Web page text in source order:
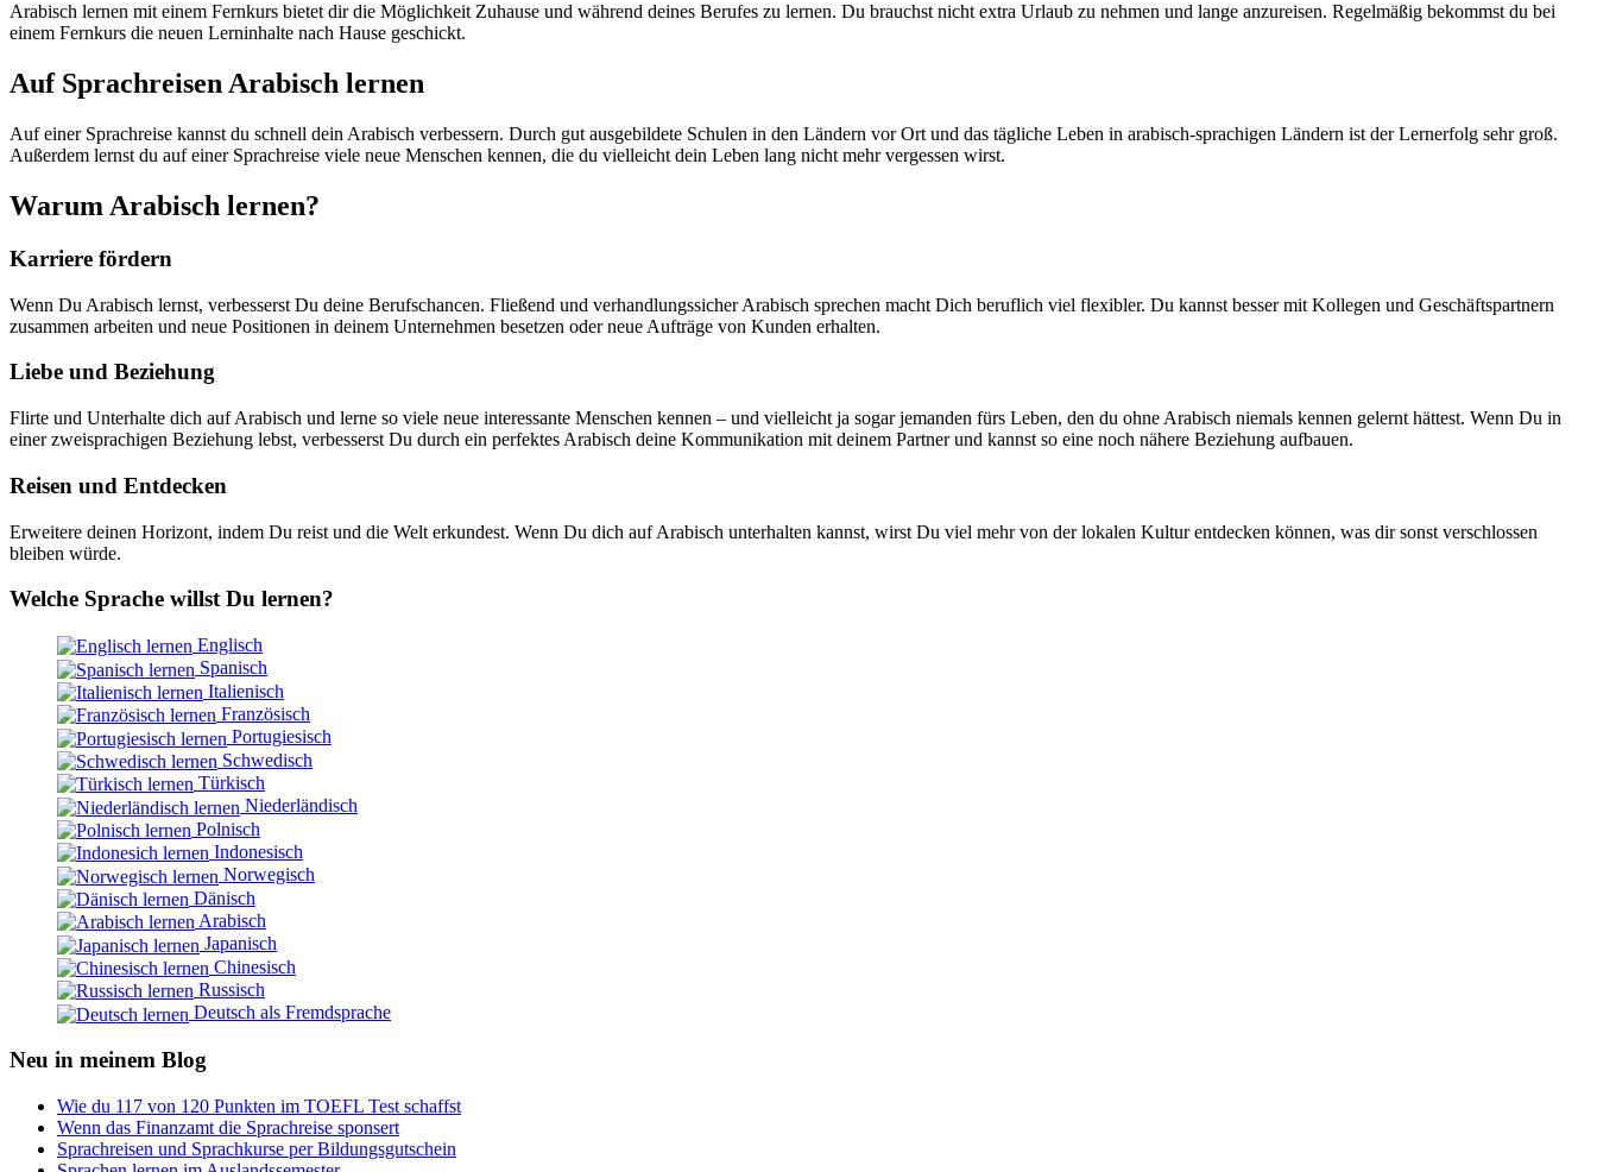
Arabisch lernen mit einem Fernkurs bietet dir die Möglichkeit Zuhause und während deines Berufes zu lernen. Du brauchst nicht extra Urlaub zu nehmen und lange anzureisen. Regelmäßig bekommst du bei
einem Fernkurs die neuen Lerninhalte nach Hause geschickt.
Auf Sprachreisen Arabisch lernen
Auf einer Sprachreise kannst du schnell dein Arabisch verbessern. Durch gut ausgebildete Schulen in den Ländern vor Ort und das tägliche Leben in arabisch-sprachigen Ländern ist der Lernerfolg sehr groß.
Außerdem lernst du auf einer Sprachreise viele neue Menschen kennen, die du vielleicht dein Leben lang nicht mehr vergessen wirst.
Warum Arabisch lernen?
Karriere fördern
Wenn Du Arabisch lernst, verbesserst Du deine Berufschancen. Fließend und verhandlungssicher Arabisch sprechen macht Dich beruflich viel flexibler. Du kannst besser mit Kollegen und Geschäftspartnern
zusammen arbeiten und neue Positionen in deinem Unternehmen besetzen oder neue Aufträge von Kunden erhalten.
Liebe und Beziehung
Flirte und Unterhalte dich auf Arabisch und lerne so viele neue interessante Menschen kennen – und vielleicht ja sogar jemanden fürs Leben, den du ohne Arabisch niemals kennen gelernt hättest. Wenn Du in
einer zweisprachigen Beziehung lebst, verbesserst Du durch ein perfektes Arabisch deine Kommunikation mit deinem Partner und kannst so eine noch nähere Beziehung aufbauen.
Reisen und Entdecken
Erweitere deinen Horizont, indem Du reist und die Welt erkundest. Wenn Du dich auf Arabisch unterhalten kannst, wirst Du viel mehr von der lokalen Kultur entdecken können, was dir sonst verschlossen
bleiben würde.
Welche Sprache willst Du lernen?
Englisch
Spanisch
Italienisch
Französisch
Portugiesisch
Schwedisch
Türkisch
Niederländisch
Polnisch
Indonesisch
Norwegisch
Dänisch
Arabisch
Japanisch
Chinesisch
Russisch
Deutsch als Fremdsprache
Neu in meinem Blog
Wie du 117 von 120 Punkten im TOEFL Test schaffst
Wenn das Finanzamt die Sprachreise sponsert
Sprachreisen und Sprachkurse per Bildungsgutschein